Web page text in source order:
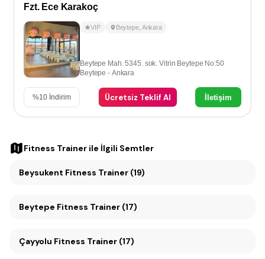
Fzt. Ece Karakoç
VIP Beytepe, Ankara
Beytepe Mah. 5345. sok. Vitrin Beytepe No:50
Beytepe - Ankara
%10 İndirim Ücretsiz Teklif Al İletişim
Fitness Trainer ile İlgili Semtler
Beysukent Fitness Trainer (19)
Beytepe Fitness Trainer (17)
Çayyolu Fitness Trainer (17)